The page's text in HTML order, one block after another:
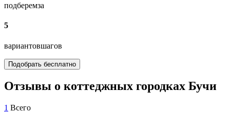
подберемза
5
вариантовшагов
Подобрать бесплатно
Отзывы о коттеджных городках Бучи
1 Всего